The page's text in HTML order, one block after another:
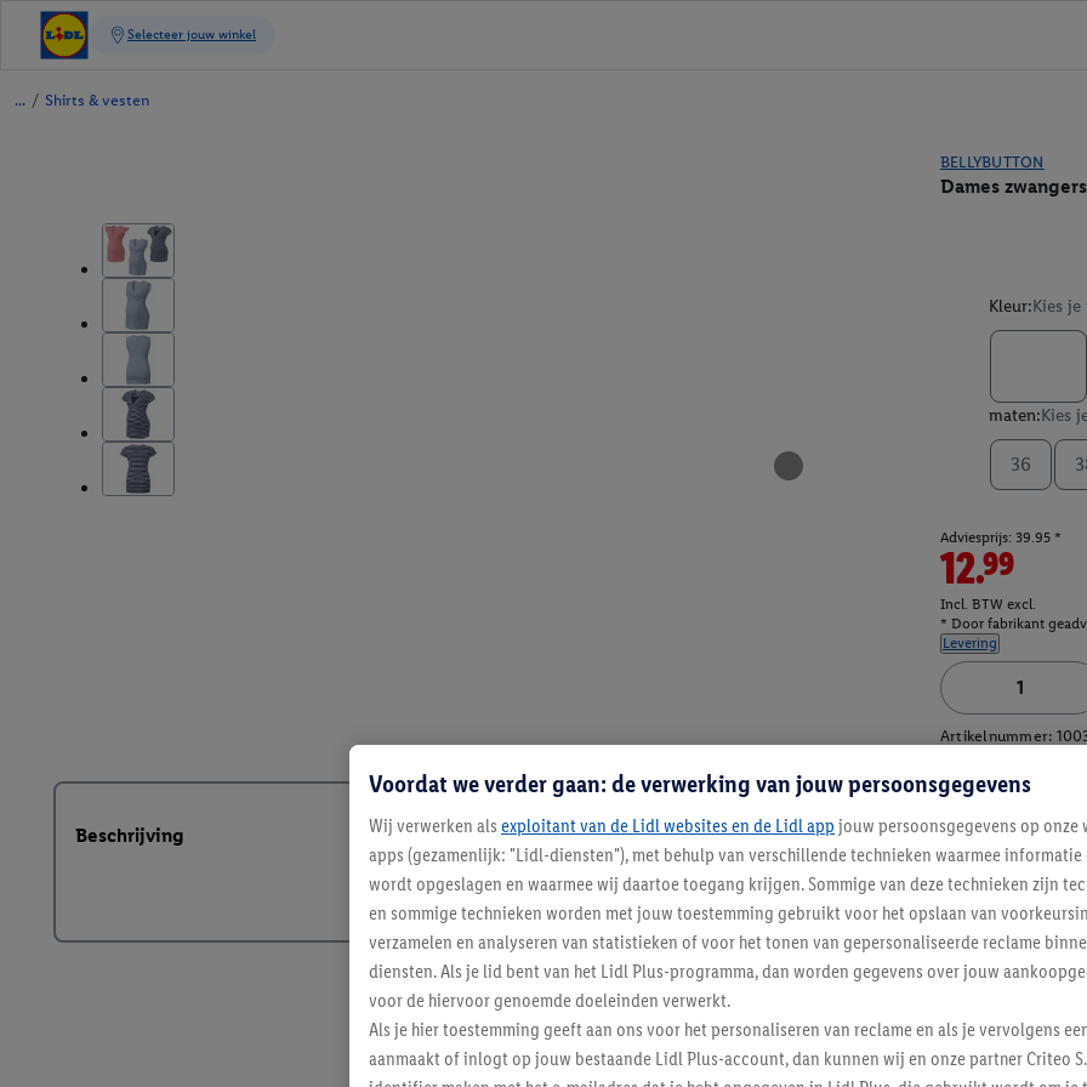
/ Shirts & vesten
BELLYBUTTON
Dames
Kleur:Kies
maten:Kies
36
Adviesprijs: 39.95 *
12.99
Incl. BTW excl.
* Door fabrikant
Levering
Artikelnummer:
Beschrijving
Voordat we verder gaan: de verwerking van jouw persoonsgegevens
Wij verwerken als exploitant van de Lidl websites en de Lidl app jouw persoonsgegevens op onze
apps (gezamenlijk: "Lidl-diensten"), met behulp van verschillende technieken waarmee
wordt opgeslagen en waarmee wij daartoe toegang krijgen. Sommige van deze technieken zijn
en sommige technieken worden met jouw toestemming gebruikt voor het opslaan van
verzamelen en analyseren van statistieken of voor het tonen van gepersonaliseerde reclame
diensten. Als je lid bent van het Lidl Plus-programma, dan worden gegevens over jouw
voor de hiervoor genoemde doeleinden verwerkt.
Als je hier toestemming geeft aan ons voor het personaliseren van reclame en als je vervolgens
aanmaakt of inlogt op jouw bestaande Lidl Plus-account, dan kunnen wij en onze partner Criteo